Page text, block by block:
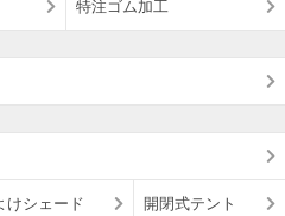
特注ゴム加工
けシェード 開閉式テント